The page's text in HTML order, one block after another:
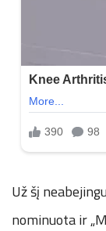
Už šį
nominuota ir